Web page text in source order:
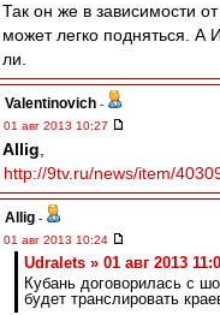
Так он же в зависимости
может легко подняться. А
ли.
Valentinovich -
01 авг 2013 10:27
Allig
http://9tv.ru/news/item/
Allig -
01 авг 2013 10:24
Udralets » 01 авг 2013
Кубань договорилась с
будет транслировать